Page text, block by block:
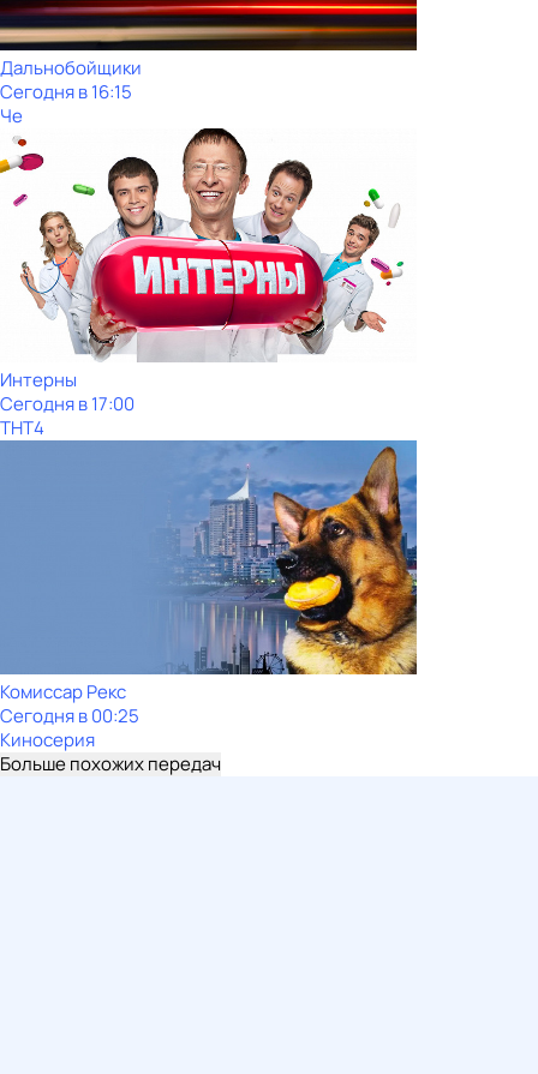
Дальнобойщики
Сегодня в 16:15
Че
Интерны
Сегодня в 17:00
ТНТ4
Комиссар Рекс
Сегодня в 00:25
Киносерия
Больше похожих передач